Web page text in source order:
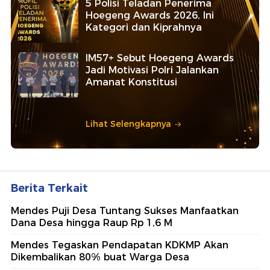
5 Polisi Teladan Penerima
Hoegeng Awards 2026, Ini
Kategori dan Kiprahnya
IM57+ Sebut Hoegeng Awards
Jadi Motivasi Polri Jalankan
Amanat Konstitusi
Lihat Selengkapnya
Berita Terkait
Mendes Puji Desa Tuntang Sukses Manfaatkan
Dana Desa hingga Raup Rp 1,6 M
Mendes Tegaskan Pendapatan KDKMP Akan
Dikembalikan 80% buat Warga Desa